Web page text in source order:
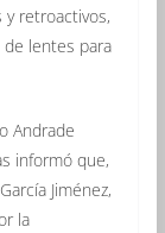
y retroactivos,
de lentes para
Andrade
informó que,
Jiménez,
la